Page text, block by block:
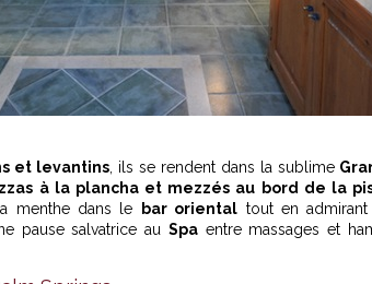
et levantins , ils se rendent dans la sublime
à la plancha et mezzés au bord de la
menthe dans le bar oriental tout en
pause salvatrice au Spaentre massages et